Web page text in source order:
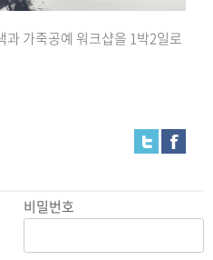
과 가죽공예 워크샵을 1박2일로
비밀번호